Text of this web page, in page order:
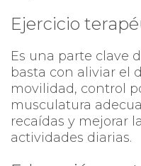
Ejercicio
Es una parte clave
basta con aliviar el
movilidad, control
musculatura
recaídas y mejorar
actividades diarias.